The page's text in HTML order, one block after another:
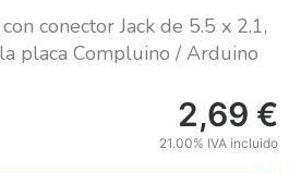
conector Jack de 5.5 x 2.1,
placa Compluino / Arduino
2,69 €
21.00% IVA incluido